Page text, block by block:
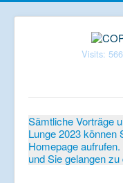
Visits:
Verein
Sämtliche Vorträge
Lunge 2023 können
Homepage
und Sie gelangen